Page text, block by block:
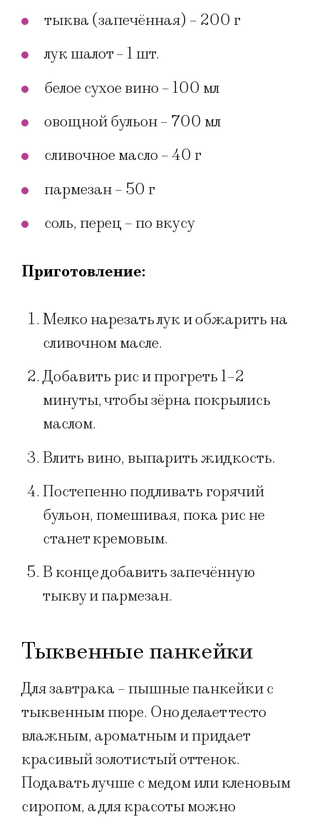
тыква (запечённая) – 200 г
лук шалот – 1 шт.
белое сухое вино – 100 мл
овощной бульон – 700 мл
сливочное масло – 40 г
пармезан – 50 г
соль, перец – по вкусу
Приготовление:
Мелко нарезать лук и обжарить на
сливочном масле.
Добавить рис и прогреть 1–2
минуты, чтобы зёрна покрылись
маслом.
Влить вино, выпарить жидкость.
Постепенно подливать горячий
бульон, помешивая, пока рис не
станет кремовым.
В конце добавить запечённую
тыкву и пармезан.
Тыквенные панкейки
Для завтрака – пышные панкейки с
тыквенным пюре. Оно делает тесто
влажным, ароматным и придает
красивый золотистый оттенок.
Подавать лучше с медом или кленовым
сиропом, а для красоты можно